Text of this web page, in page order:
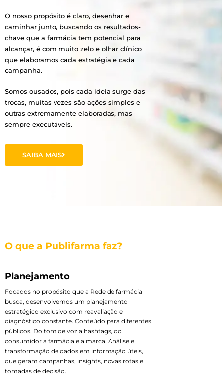
O nosso propósito é claro, desenhar e
caminhar junto, buscando os resultados-
chave que a farmácia tem potencial para
alcançar, é com muito zelo e olhar clínico
que elaboramos cada estratégia e cada
campanha.
Somos ousados, pois cada ideia surge das
trocas, muitas vezes são ações simples e
outras extremamente elaboradas, mas
sempre executáveis.
SAIBA MAIS
O que a Publifarma faz?
Planejamento
Focados no propósito que a Rede de farmácia
busca, desenvolvemos um planejamento
estratégico exclusivo com reavaliação e
diagnóstico constante. Conteúdo para diferentes
públicos. Do tom de voz a hashtags, do
consumidor a farmácia e a marca. Análise e
transformação de dados em informação úteis,
que geram campanhas, insights, novas rotas e
tomadas de decisão.